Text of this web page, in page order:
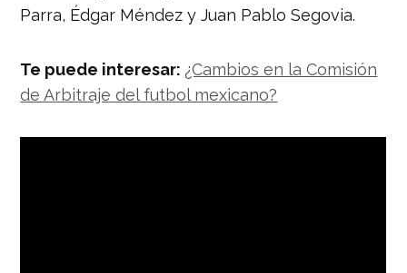
Parra, Édgar Méndez y Juan Pablo Segovia.
Te puede interesar: ¿Cambios en la Comisión
de Arbitraje del futbol mexicano?